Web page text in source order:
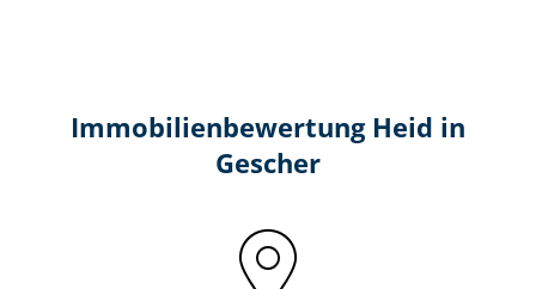
Immobilien­bewertung Heid in
Gescher